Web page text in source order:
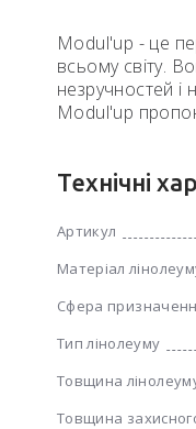
Modul'up - це
всьому світу.
незручностей і
Modul'up
Технічні
Артикул
Матеріал
Сфера
Тип лінолеуму
Товщина
Товщина